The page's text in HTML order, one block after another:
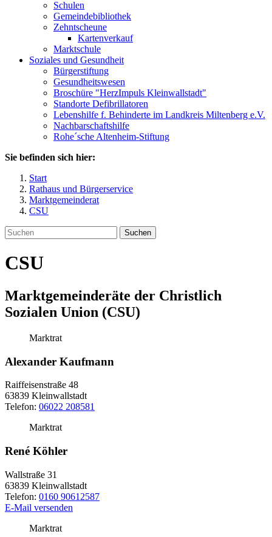
Schulen
Gemeindebibliothek
Zehntscheune
Kartenverkauf
Marktschule
Soziales und Gesundheit
Bürgerstiftung
Gesundheitswesen
Broschüre "HerzImpuls Kleinwallstadt"
Standorte Defibrillatoren
Lebenshilfe f. Behinderte im Landkreis Miltenberg e.V.
Nachbarschaftshilfe
Rohe´sche Altenheim-Stiftung
Sie befinden sich hier:
Start
Rathaus und Bürgerservice
Marktgemeinderat
CSU
Suchen
CSU
Marktgemeinderäte der Christlich
Sozialen Union (CSU)
Marktrat
Alexander Kaufmann
Raiffeisenstraße 48
63839 Kleinwallstadt
Telefon: 06022 208581
Marktrat
René Köhler
Wallstraße 31
63839 Kleinwallstadt
Telefon: 0160 90612587
E-Mail versenden
Marktrat